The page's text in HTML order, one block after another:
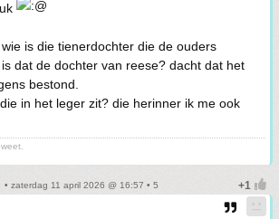
is die tienerdochter die de ouders
dat de dochter van reese? dacht dat het
bestond.
in het leger zit? die herinner ik me ook
• zaterdag 11 april 2026 @ 16:57 • 5